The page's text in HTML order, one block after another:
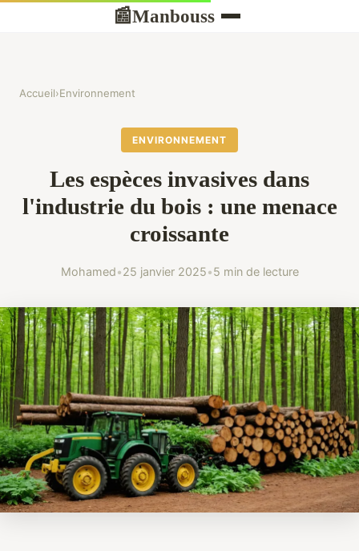
📰Manbouss
Accueil›Environnement
ENVIRONNEMENT
Les espèces invasives dans
l'industrie du bois : une menace
croissante
Mohamed•25 janvier 2025•5 min de lecture